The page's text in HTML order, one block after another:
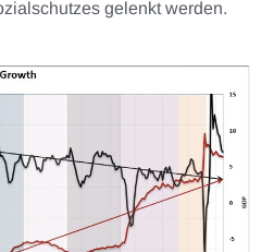
gelenkt werden.